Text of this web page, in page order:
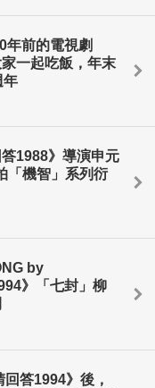
年前的電視劇
一起吃飯，年末
年
答1988》導演申元
「機智」系列衍
by
》「七封」柳
答1994》後，